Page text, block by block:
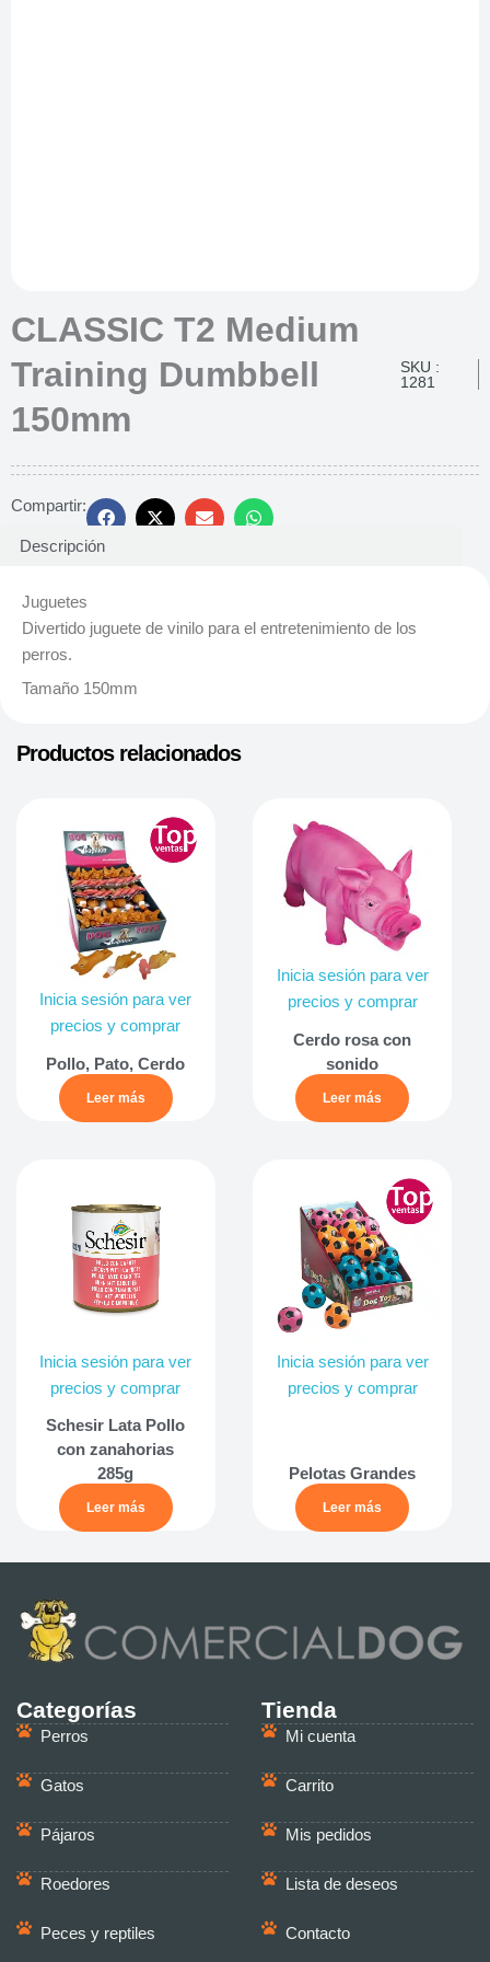
CLASSIC T2 Medium
Training Dumbbell
150mm
SKU :
1281
Compartir:
Descripción
Juguetes
Divertido juguete de vinilo para el entretenimiento de los
perros.
Tamaño 150mm
Productos relacionados
Inicia sesión para ver
precios y comprar
Pollo, Pato, Cerdo
Leer más
Inicia sesión para ver
precios y comprar
Cerdo rosa con
sonido
Leer más
Inicia sesión para ver
precios y comprar
Schesir Lata Pollo
con zanahorias
285g
Leer más
Inicia sesión para ver
precios y comprar
Pelotas Grandes
Leer más
Categorías
Perros
Gatos
Pájaros
Roedores
Peces y reptiles
Tienda
Mi cuenta
Carrito
Mis pedidos
Lista de deseos
Contacto